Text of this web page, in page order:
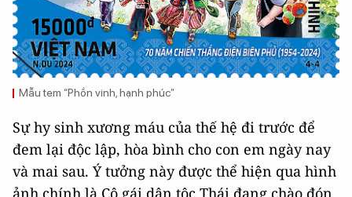
Mẫu tem “Phồn vinh, hạnh phúc”
Sự hy sinh xương máu của thế hệ đi trước để
đem lại độc lập, hòa bình cho con em ngày nay
và mai sau. Ý tưởng này được thể hiện qua hình
ảnh chính là Cô gái dân tộc Thái đang chào đón